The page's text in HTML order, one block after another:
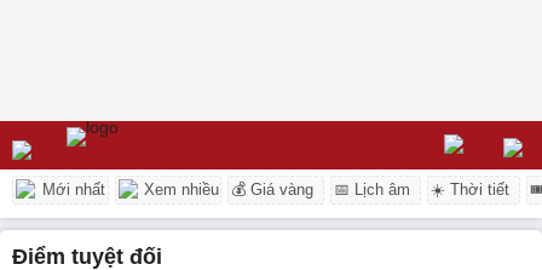
Mới nhất Xem nhiều 💰 Giá vàng 📅 Lịch âm ☀️ Thời tiết
điểm tuyệt đối